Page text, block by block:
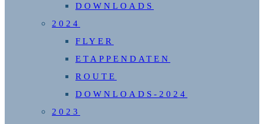
DOWNLOADS
2024
FLYER
ETAPPENDATEN
ROUTE
DOWNLOADS-2024
2023